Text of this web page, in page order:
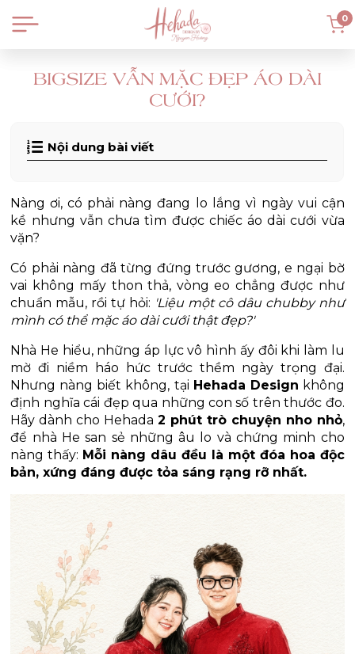
0
BIGSIZE VẪN MẶC ĐẸP ÁO DÀI
CƯỚI?
Nội dung bài viết
Nàng ơi, có phải nàng đang lo lắng vì ngày vui cận
kề nhưng vẫn chưa tìm được chiếc áo dài cưới vừa
vặn?
Có phải nàng đã từng đứng trước gương, e ngại bờ
vai không mấy thon thả, vòng eo chẳng được như
chuẩn mẫu, rồi tự hỏi: 'Liệu một cô dâu chubby như
mình có thể mặc áo dài cưới thật đẹp?'
Nhà He hiểu, những áp lực vô hình ấy đôi khi làm lu
mờ đi niềm háo hức trước thềm ngày trọng đại.
Nhưng nàng biết không, tại Hehada Design không
định nghĩa cái đẹp qua những con số trên thước đo.
Hãy dành cho Hehada 2 phút trò chuyện nho nhỏ,
để nhà He san sẻ những âu lo và chứng minh cho
nàng thấy: Mỗi nàng dâu đều là một đóa hoa độc
bản, xứng đáng được tỏa sáng rạng rỡ nhất.